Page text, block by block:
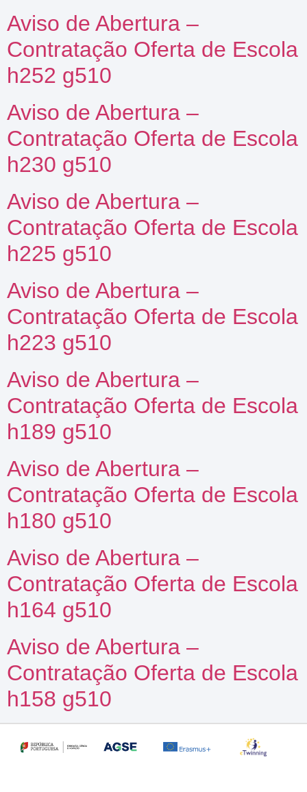
Aviso de Abertura –
Contratação Oferta de Escola
h252 g510
Aviso de Abertura –
Contratação Oferta de Escola
h230 g510
Aviso de Abertura –
Contratação Oferta de Escola
h225 g510
Aviso de Abertura –
Contratação Oferta de Escola
h223 g510
Aviso de Abertura –
Contratação Oferta de Escola
h189 g510
Aviso de Abertura –
Contratação Oferta de Escola
h180 g510
Aviso de Abertura –
Contratação Oferta de Escola
h164 g510
Aviso de Abertura –
Contratação Oferta de Escola
h158 g510